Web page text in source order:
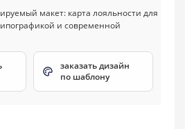
заказать дизайн
по шаблону